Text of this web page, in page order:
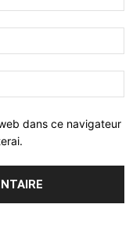
dans ce navigateur